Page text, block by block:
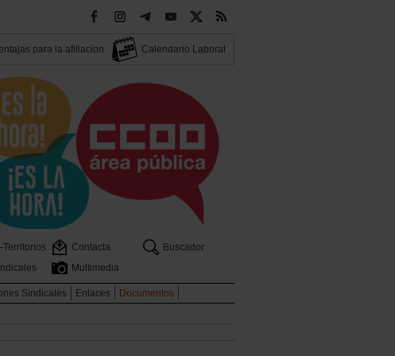
para la afiliacion Calendario Laboral
Territorios Contacta
Buscador
Multimedia
Sindicales Enlaces
Documentos